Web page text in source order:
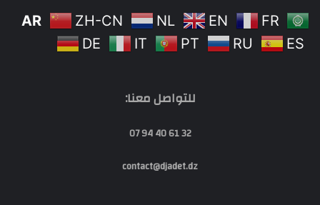
AR ZH-CN NL EN
FR
DE
IT PT RU ES
للتواصل معنا:
32 61 40 94 07
contact@djadet.dz